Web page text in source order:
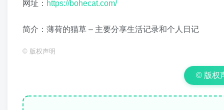
网址： https://bohecat.com/
简介：薄荷的猫草 – 主要分享生活记录和个人日记
© 版权声明
© 版权